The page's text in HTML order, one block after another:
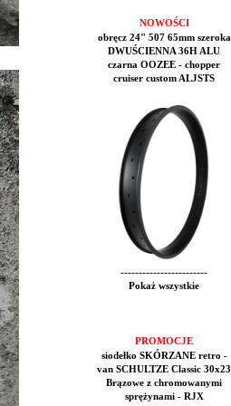
NOWOŚCI
obręcz 24" 507 65mm szeroka
DWUŚCIENNA 36H ALU
czarna OOZEE - chopper
cruiser custom ALJSTS
------------------------
Pokaż wszystkie
PROMOCJE
siodełko SKÓRZANE retro -
van SCHULTZE Classic 30x23
Brązowe z chromowanymi
sprężynami - RJX